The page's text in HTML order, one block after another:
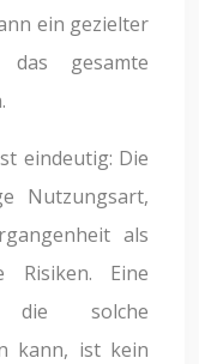
ein gezielter
gesamte
eindeutig: Die
Nutzungsart,
als
Eine
die solche
kann, ist kein